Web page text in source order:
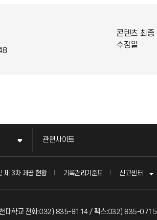
콘텐츠 최종
수정일
관련사이트
제 3차 제공 현황 기록관리기준표 신고센터
천대학교 전화:032) 835-8114 / 팩스:032) 835-0715